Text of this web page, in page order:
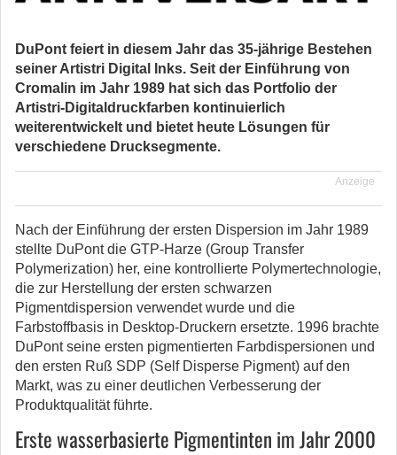
DuPont feiert in diesem Jahr das 35-jährige Bestehen
seiner Artistri Digital Inks. Seit der Einführung von
Cromalin im Jahr 1989 hat sich das Portfolio der
Artistri-Digitaldruckfarben kontinuierlich
weiterentwickelt und bietet heute Lösungen für
verschiedene Drucksegmente.
Anzeige
Nach der Einführung der ersten Dispersion im Jahr 1989
stellte DuPont die GTP-Harze (Group Transfer
Polymerization) her, eine kontrollierte Polymertechnologie,
die zur Herstellung der ersten schwarzen
Pigmentdispersion verwendet wurde und die
Farbstoffbasis in Desktop-Druckern ersetzte. 1996 brachte
DuPont seine ersten pigmentierten Farbdispersionen und
den ersten Ruß SDP (Self Disperse Pigment) auf den
Markt, was zu einer deutlichen Verbesserung der
Produktqualität führte.
Erste wasserbasierte Pigmentinten im Jahr 2000